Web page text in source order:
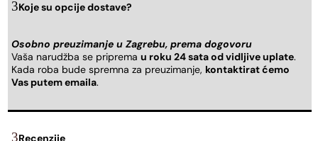
Koje su opcije dostave?
Osobno preuzimanje u Zagrebu, prema dogovoru
Vaša narudžba se priprema u roku 24 sata od vidljive uplate.
Kada roba bude spremna za preuzimanje, kontaktirat ćemo
Vas putem emaila.
Recenzije